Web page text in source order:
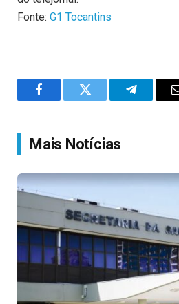
Fonte: G1 Tocantins
FacebookTwitter Telegram
Mais Notícias